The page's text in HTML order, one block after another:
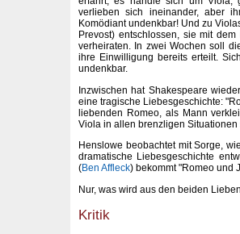
verlieben sich ineinander, aber
Komödiant undenkbar! Und zu
Prevost) entschlossen, sie mit
verheiraten. In zwei Wochen soll
ihre Einwilligung bereits erteilt.
undenkbar.
Inzwischen hat Shakespeare
eine tragische Liebesgeschichte:
liebenden Romeo, als Mann
Viola in allen brenzligen
Henslowe beobachtet mit Sorge,
dramatische Liebesgeschichte
(Ben Affleck) bekommt "Romeo und
Nur, was wird aus den beiden
Kritik